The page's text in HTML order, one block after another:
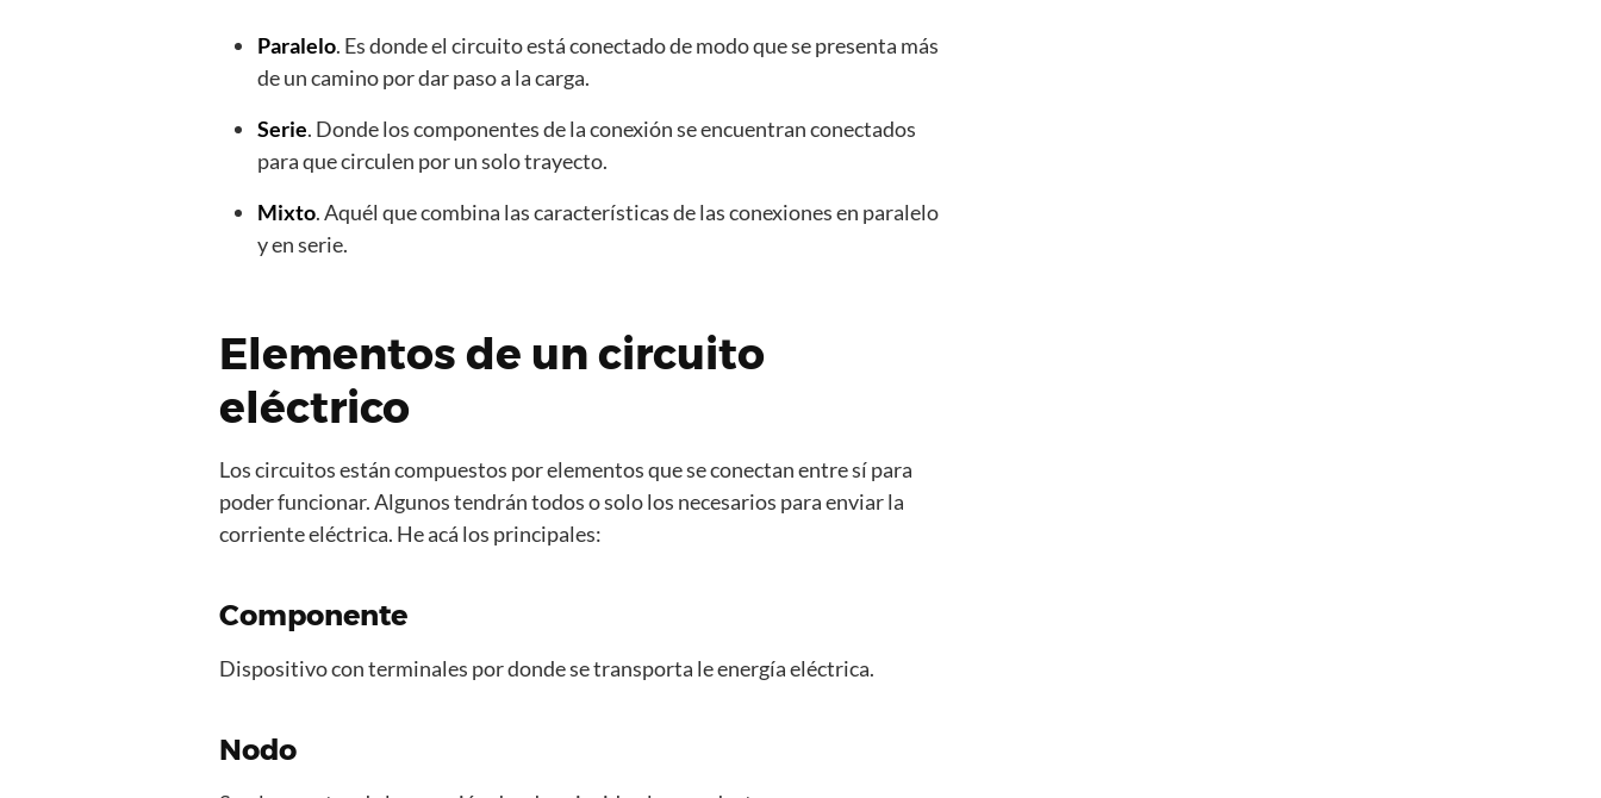
Paralelo. Es donde el circuito está conectado de modo que se presenta más
de un camino por dar paso a la carga.
Serie. Donde los componentes de la conexión se encuentran conectados
para que circulen por un solo trayecto.
Mixto. Aquél que combina las características de las conexiones en paralelo
y en serie.
Elementos de un circuito
eléctrico
Los circuitos están compuestos por elementos que se conectan entre sí para
poder funcionar. Algunos tendrán todos o solo los necesarios para enviar la
corriente eléctrica. He acá los principales:
Componente
Dispositivo con terminales por donde se transporta le energía eléctrica.
Nodo